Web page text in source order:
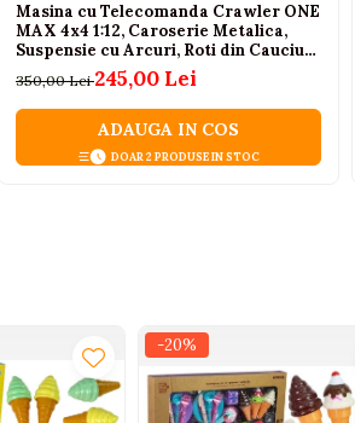
Masina cu Telecomanda Crawler ONE
MAX 4x4 1:12, Caroserie Metalica,
Suspensie cu Arcuri, Roti din Cauciuc,
2.4GHz, Auriu, 6 Ani+
350,00 Lei245,00 Lei
ADAUGA IN COS
DOAR 2 PRODUSE IN STOC
-20%